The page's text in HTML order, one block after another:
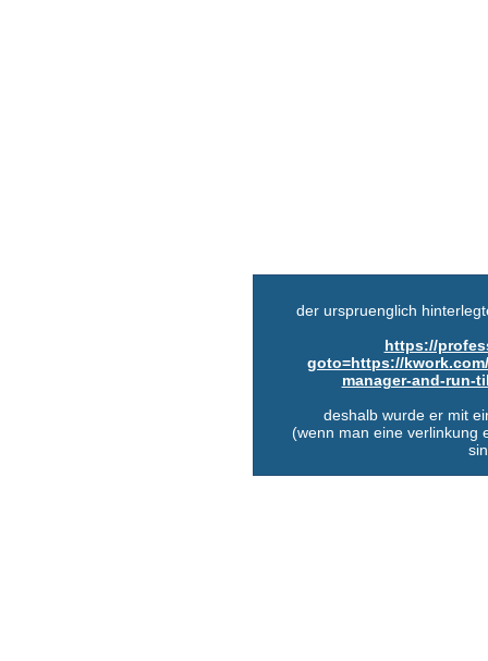
der urspruenglich
https://
goto=https://
manager-and-run-
deshalb wurde er mit
(wenn man eine verlinkung